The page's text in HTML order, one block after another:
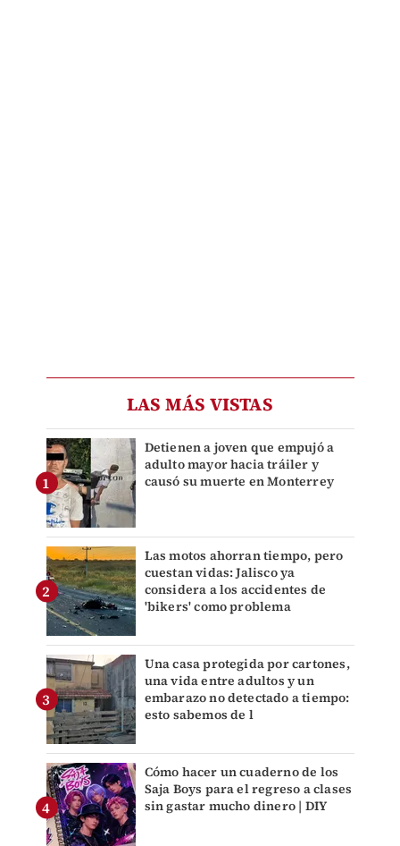
LAS MÁS VISTAS
Detienen a joven que empujó a
adulto mayor hacia tráiler y
causó su muerte en Monterrey
Las motos ahorran tiempo, pero
cuestan vidas: Jalisco ya
considera a los accidentes de
'bikers' como problema
Una casa protegida por cartones,
una vida entre adultos y un
embarazo no detectado a tiempo:
esto sabemos de l
Cómo hacer un cuaderno de los
Saja Boys para el regreso a clases
sin gastar mucho dinero | DIY